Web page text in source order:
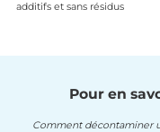
additifs et sans résidus
Pour en
Comment décontaminer